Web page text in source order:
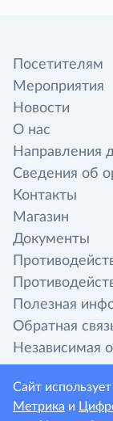
Посетителям
Мероприятия
Новости
О нас
Направления
Сведения об
Контакты
Магазин
Документы
Полезная
Обратная
Независимая
Сайт
Метрика и